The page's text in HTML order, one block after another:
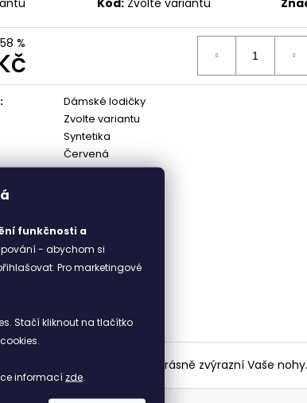
funkčnosti a
- abychom si
Pro marketingové
Stačí kliknout na tlačítko
informací zde.
%
:
Dámské lodičky
Zvolte variantu
Syntetika
Červená
kůže. Decentní lodičky krásně zvýrazní Vaše nohy.
DÍVČÍ PAPUČKY FARE 4111451
448 Kč